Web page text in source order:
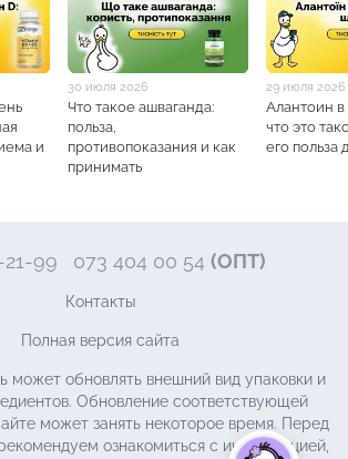
и
30 июля 2026
Что такое ашваганда:
польза,
противопоказания и как
принимать
29 июля 2026
Алантоин
что это
его польза
99 073 404 00 54 (ОПТ)
Контакты
Полная версия сайта
может обновлять внешний вид упаковки и
Обновление соответствующей
может занять некоторое время. Перед
ознакомиться с информацией,